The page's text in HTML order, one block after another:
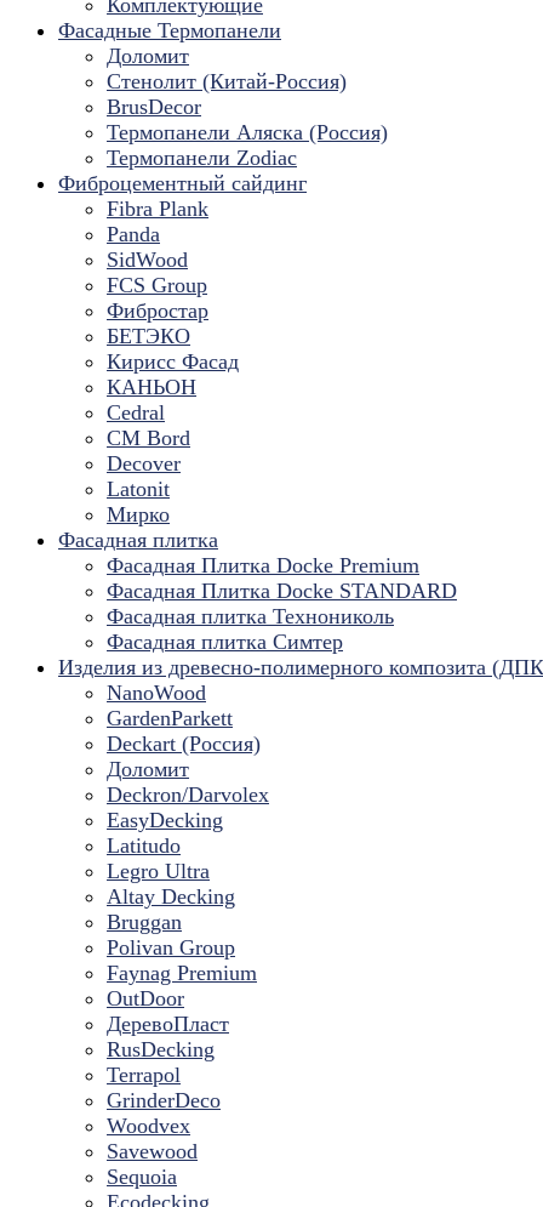
Комплектующие
Фасадные Термопанели
Доломит
Стенолит (Китай-Россия)
BrusDecor
Термопанели Аляска (Россия)
Термопанели Zodiac
Фиброцементный сайдинг
Fibra Plank
Panda
SidWood
FCS Group
Фибростар
БЕТЭКО
Кирисс Фасад
КАНЬОН
Cedral
CM Bord
Decover
Latonit
Мирко
Фасадная плитка
Фасадная Плитка Docke Premium
Фасадная Плитка Docke STANDARD
Фасадная плитка Технониколь
Фасадная плитка Симтер
Изделия из древесно-полимерного композита
NanoWood
GardenParkett
Deckart (Россия)
Доломит
Deckron/Darvolex
EasyDecking
Latitudo
Legro Ultra
Altay Decking
Bruggan
Polivan Group
Faynag Premium
OutDoor
ДеревоПласт
RusDecking
Terrapol
GrinderDeco
Woodvex
Savewood
Sequoia
Ecodecking